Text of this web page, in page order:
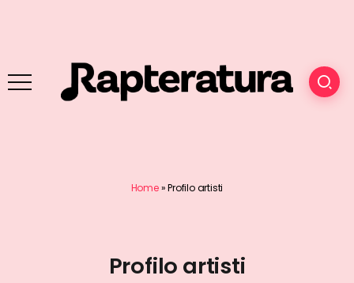
Home»Profilo artisti
Profilo artisti